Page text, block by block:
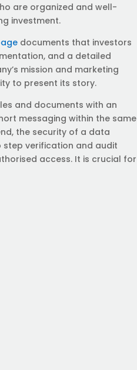
are organized and well-
investment.
documents that investors
and a detailed
mission and marketing
to present its story.
and documents with an
messaging within the same
the security of a data
verification and audit
access. It is crucial for